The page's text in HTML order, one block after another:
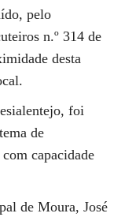
pelo
n.º 314 de
desta
foi
de
capacidade
de Moura, José